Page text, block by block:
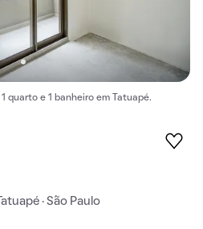
quarto e 1 banheiro em Tatuapé.
· São Paulo